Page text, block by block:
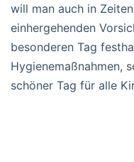
will man auch in
einhergehenden
besonderen Tag
Hygienemaßnahmen,
schöner Tag für alle